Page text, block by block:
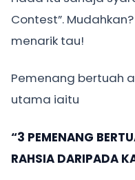
Contest”.
menarik tau!
Pemenang bertuah
utama iaitu
“3 PEMENANG
RAHSIA DARIPADA